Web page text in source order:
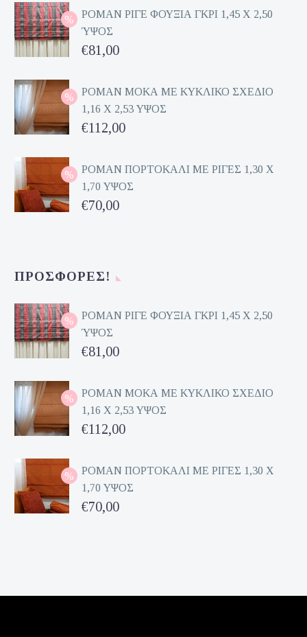
ΡΟΜΑΝ ΡΙΓΕ ΦΟΥΞΙΑ ΓΚΡΙ 1,45 Χ 2,50
ΎΨΟΣ
Original
was:
€162,00.
€81,00
τρέχουσα
τιμή
είναι:
ΡΟΜΑΝ ΜΟΚΑ ΜΕ ΚΥΚΛΙΚΟ ΣΧΕΔΙΟ
1,16 Χ 2,53 ΥΨΟΣ
Original
was:
€224,00.
€112,00
τρέχουσα
τιμή
είναι:
ΡΟΜΑΝ ΠΟΡΤΟΚΑΛΙ ΜΕ ΡΙΓΕΣ 1,30 Χ
1,70 ΥΨΟΣ
Original
€70,00
ΠΡΟΣΦΟΡΈΣ!
ΡΟΜΑΝ ΡΙΓΕ ΦΟΥΞΙΑ ΓΚΡΙ 1,45 Χ 2,50
ΎΨΟΣ
Original
was:
€162,00.
€81,00
τρέχουσα
τιμή
είναι:
ΡΟΜΑΝ ΜΟΚΑ ΜΕ ΚΥΚΛΙΚΟ ΣΧΕΔΙΟ
1,16 Χ 2,53 ΥΨΟΣ
Original
was:
€224,00.
€112,00
τρέχουσα
τιμή
είναι:
ΡΟΜΑΝ ΠΟΡΤΟΚΑΛΙ ΜΕ ΡΙΓΕΣ 1,30 Χ
1,70 ΥΨΟΣ
Original
€70,00